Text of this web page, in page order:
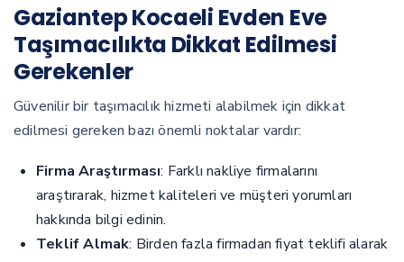
Gaziantep Kocaeli Evden Eve
Taşımacılıkta Dikkat Edilmesi
Gerekenler
Güvenilir bir taşımacılık hizmeti alabilmek için dikkat
edilmesi gereken bazı önemli noktalar vardır:
Firma Araştırması: Farklı nakliye firmalarını
araştırarak, hizmet kaliteleri ve müşteri yorumları
hakkında bilgi edinin.
Teklif Almak: Birden fazla firmadan fiyat teklifi alarak